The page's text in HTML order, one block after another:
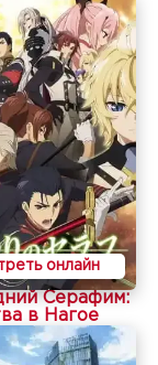
онлайн
Серафим:
в Нагое